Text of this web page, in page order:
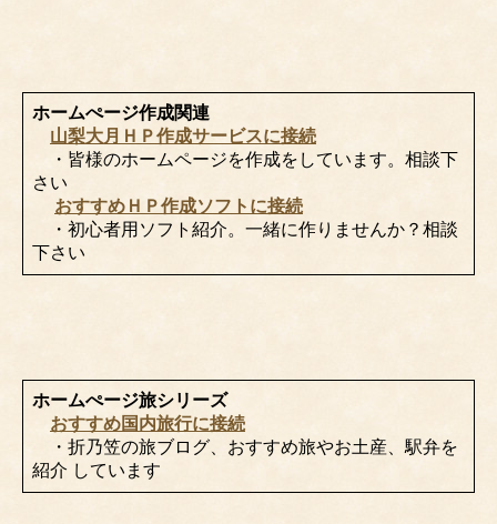
ホームぺージ作成関連
山梨大月ＨＰ作成サービスに接続
・皆様のホームページを作成をしています。相談下
さい
おすすめＨＰ作成ソフトに接続
・初心者用ソフト紹介。一緒に作りませんか？相談
下さい
ホームぺージ旅シリーズ
おすすめ国内旅行に接続
・折乃笠の旅ブログ、おすすめ旅やお土産、駅弁を
紹介 しています